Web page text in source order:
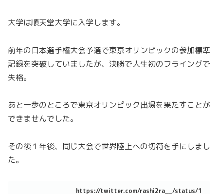
大学は順天堂大学に入学します。
前年の日本選手権大会予選で東京オリンピックの参加標準
記録を突破していましたが、決勝で人生初のフライングで
失格。
あと一歩のところで東京オリンピック出場を果たすことが
できませんでした。
その後１年後、同じ大会で世界陸上への切符を手にしまし
た。
https://twitter.com/rashi2ra__/status/1